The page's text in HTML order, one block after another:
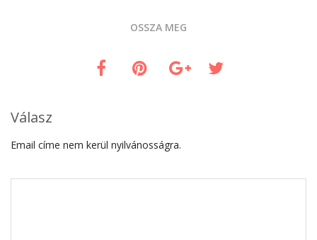
OSSZA MEG
Válasz
Email címe nem kerül nyilvánosságra.